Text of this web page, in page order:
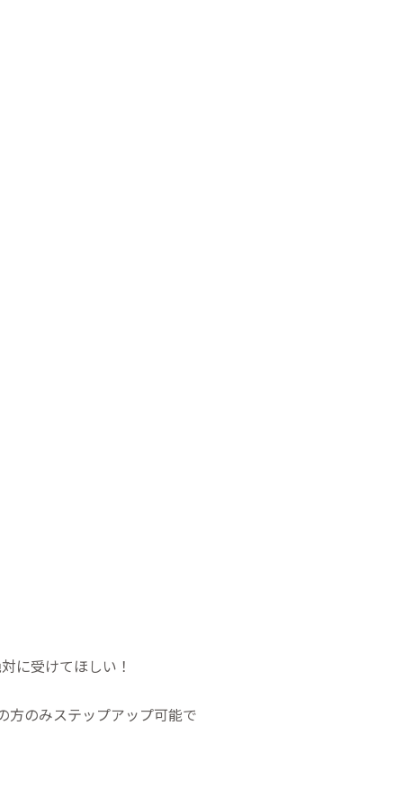
に受けてほしい！
方のみステップアップ可能で